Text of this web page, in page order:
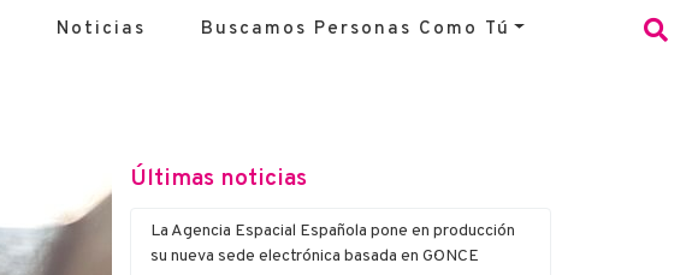
Noticias Buscamos Personas Como Tú
Últimas noticias
La Agencia Espacial Española pone en producción
su nueva sede electrónica basada en G·ONCE